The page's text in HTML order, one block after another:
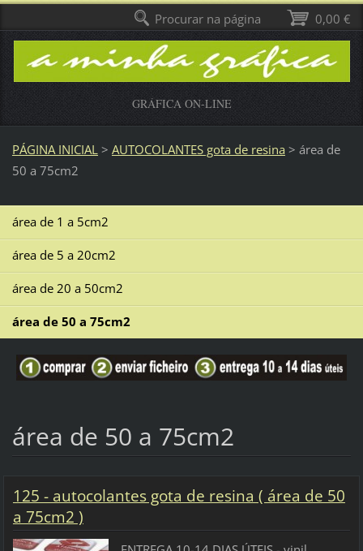
GRÁFICA ON-LINE
PÁGINA INICIAL > AUTOCOLANTES gota de resina > área de
50 a 75cm2
área de 1 a 5cm2
área de 5 a 20cm2
área de 20 a 50cm2
área de 50 a 75cm2
área de 50 a 75cm2
125 - autocolantes gota de resina ( área de 50
a 75cm2 )
0,00 €
Procurar na página